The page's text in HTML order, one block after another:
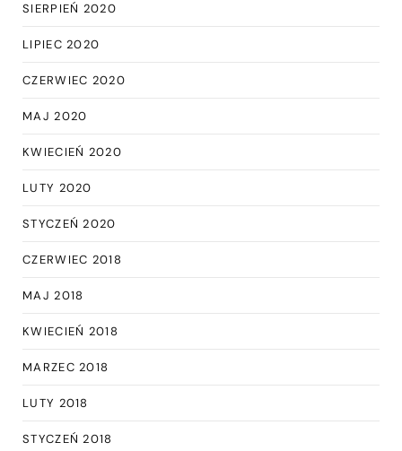
SIERPIEŃ 2020
LIPIEC 2020
CZERWIEC 2020
MAJ 2020
KWIECIEŃ 2020
LUTY 2020
STYCZEŃ 2020
CZERWIEC 2018
MAJ 2018
KWIECIEŃ 2018
MARZEC 2018
LUTY 2018
STYCZEŃ 2018